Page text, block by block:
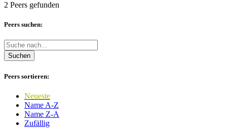
2 Peers gefunden
Peers suchen:
Suchen
Peers sortieren:
Neueste
Name A-Z
Name Z-A
Zufällig